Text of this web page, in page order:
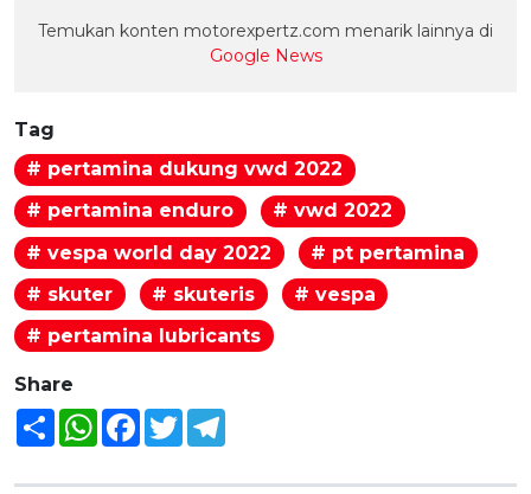
Temukan konten motorexpertz.com menarik lainnya di
Google News
Tag
# pertamina dukung vwd 2022
# pertamina enduro
# vwd 2022
# vespa world day 2022
# pt pertamina
# skuter
# skuteris
# vespa
# pertamina lubricants
Share
Share WhatsAppFacebook
Twitter